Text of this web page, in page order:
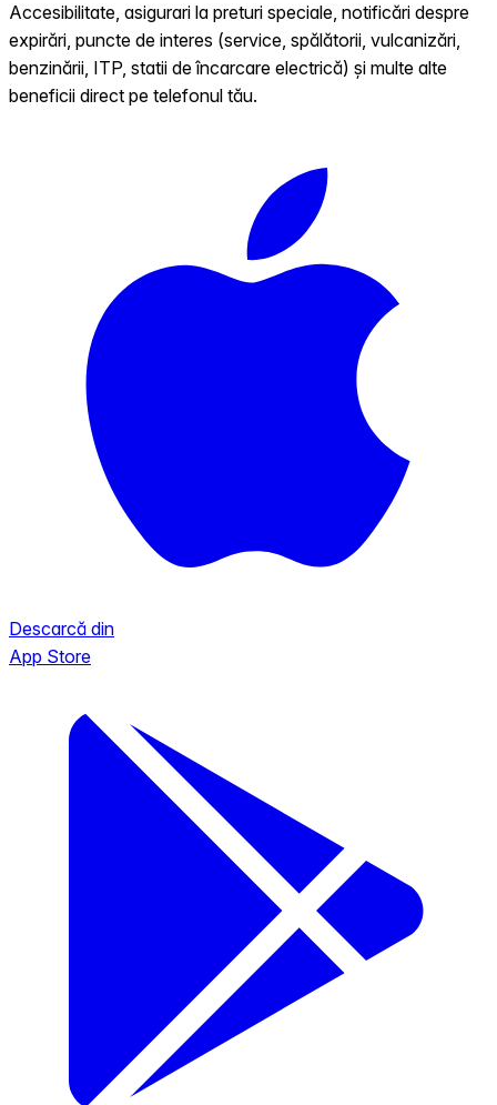
Accesibilitate, asigurari la preturi speciale, notificări despre
expirări, puncte de interes (service, spălătorii, vulcanizări,
benzinării, ITP, statii de încarcare electrică) și multe alte
beneficii direct pe telefonul tău.
Descarcă din
App Store